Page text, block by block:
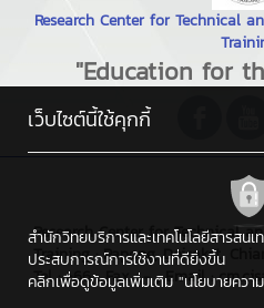
Research Center for Technical
"Education for
Research Center for Technical
Training : Papong, Doisaket,
Tel : +66 , Fax : - , Email :
เว็บไซต์นี้ใช้คุกกี้
สำนักวิทยบริการและเทคโนโลยีสารสน
ประสบการณ์การใช้งานที่ดียิ่งขึ้น
คลิกเพื่อดูข้อมูลเพิ่มเติม "นโยบายควา